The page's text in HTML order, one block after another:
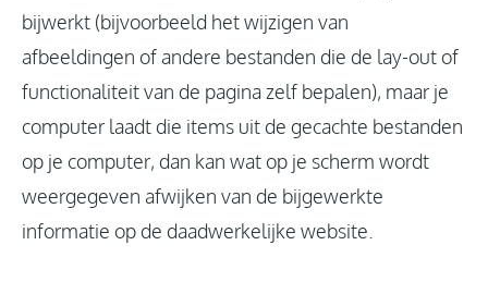
bijwerkt (bijvoorbeeld het wijzigen van
afbeeldingen of andere bestanden die de lay-out of
functionaliteit van de pagina zelf bepalen), maar je
computer laadt die items uit de gecachte bestanden
op je computer, dan kan wat op je scherm wordt
weergegeven afwijken van de bijgewerkte
informatie op de daadwerkelijke website.